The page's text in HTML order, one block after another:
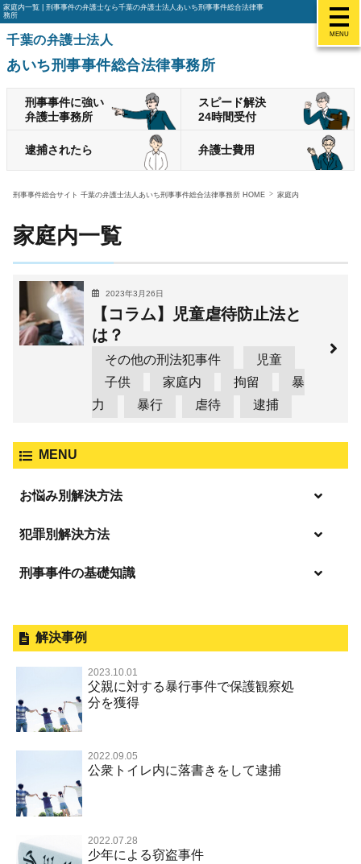
MENU
家庭内一覧 | 刑事事件の弁護士なら千葉の弁護士法人あいち刑事事件総合法律事
務所
千葉の弁護士法人
あいち刑事事件総合法律事務所
刑事事件に強い
弁護士事務所
スピード解決
24時間受付
逮捕されたら 弁護士費用
刑事事件総合サイト 千葉の弁護士法人あいち刑事事件総合法律事務所 HOME 家庭内
家庭内一覧
2023年3月26日
【コラム】児童虐待防止法と
は？
その他の刑法犯事件
児童
子供
家庭内 拘留
暴
力
暴行 虐待 逮捕
MENU
お悩み別解決方法
逮捕の不安や悩み
無実・無罪を証明してほしい
示談で解決してほしい
執行猶予にしてほしい
事件のことを秘密にしたい
被害届・告訴・告発されたら
犯罪別解決方法
事件別－暴力事件
過失致死・過失傷害
器物損壊
脅迫・強要
業務妨害罪
公務執行妨害罪
逮捕・監禁
暴行・傷害
性犯罪 TOP
淫行・援助交際（児童買春、淫行条例、児童福祉法違反）
不同意性交等罪（旧 強制性交等罪，準強制性交等罪），
監護者性交等罪
不同意わいせつ（旧 強制わいせつ，準強制わいせつ）
公然わいせつ罪，わいせつ物頒布等罪，淫行勧誘罪
児童ポルノ リベンジポルノ
事件別－財産犯
財産犯 TOP
横領 背任
窃盗罪
恐喝
事件別－薬物事件
薬物事件 TOP
覚せい剤
危険ドラッグ
大麻
麻薬及び向精神薬
事件別－交通違反・交通事故
交通違反・交通事故 TOP
交通事故 交通違反と刑事事件
自転車事故
人身事故・死亡事故
その他 TOP
児童虐待・保護責任者遺棄
刑事事件の基礎知識
刑事裁判の概要・手続
公務員の逮捕・刑事事件
控訴・上告
国選弁護士と私選弁護士の違い
司法取引・刑事免責
取調べの注意点
少年事件の手続と特色
解決事例
2023.10.01
父親に対する暴行事件で保護観察処
分を獲得
2022.09.05
公衆トイレ内に落書きをして逮捕
2022.07.28
少年による窃盗事件